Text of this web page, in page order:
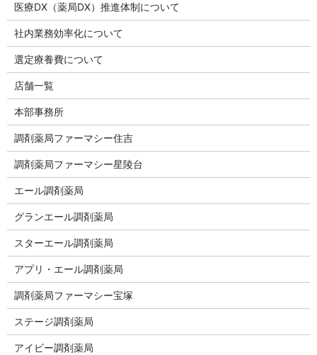
医療DX（薬局DX）推進体制について
社内業務効率化について
選定療養費について
店舗一覧
本部事務所
調剤薬局ファーマシー住吉
調剤薬局ファーマシー星陵台
エール調剤薬局
グランエール調剤薬局
スターエール調剤薬局
アプリ・エール調剤薬局
調剤薬局ファーマシー宝塚
ステージ調剤薬局
アイビー調剤薬局